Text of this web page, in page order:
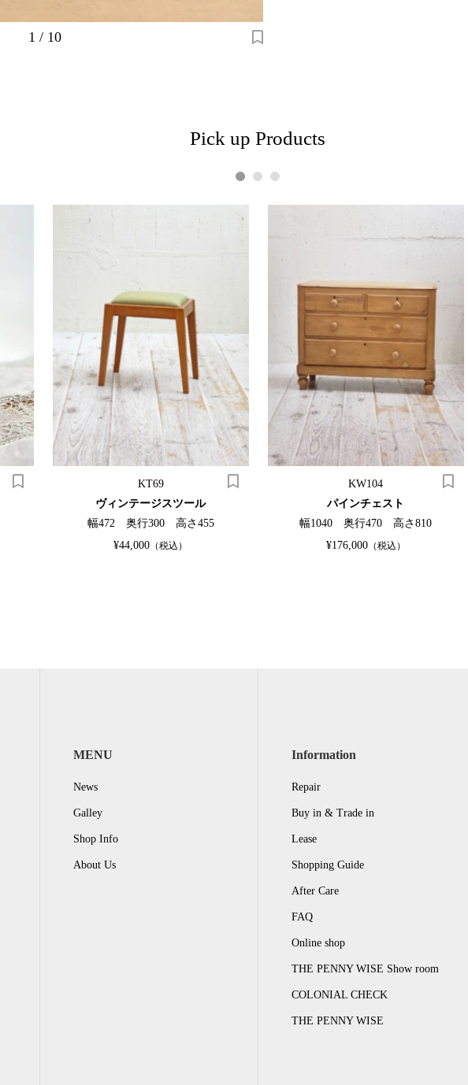
1 / 10
Pick up Products
KT69
ヴィンテージスツール
幅472 奥行300 高さ455
¥44,000 （税込）
KW104
パインチェスト
幅1040 奥行470 高さ810
¥176,000（税込）
1 2 3
MENU
News
Galley
Shop Info
About Us
Information
Repair
Buy in & Trade in
Lease
Shopping Guide
After Care
FAQ
Online shop
THE PENNY WISE Show room
COLONIAL CHECK
THE PENNY WISE